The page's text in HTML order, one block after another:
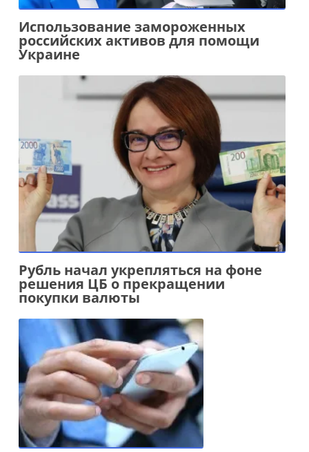
Использование замороженных
российских активов для помощи
Украине
Рубль начал укрепляться на фоне
решения ЦБ о прекращении
покупки валюты